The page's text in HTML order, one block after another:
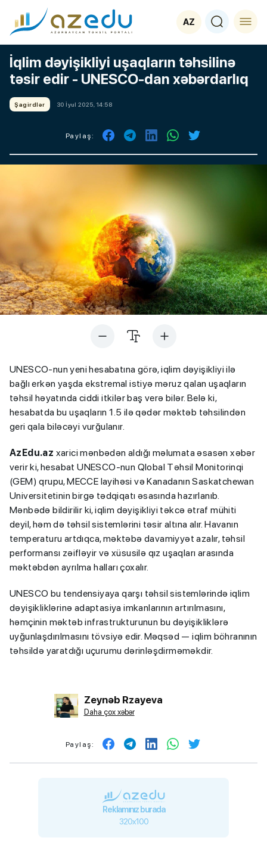
AZ
İqlim dəyişikliyi uşaqların təhsilinə
təsir edir - UNESCO-dan xəbərdarlıq
Şagirdlər 30 İyul 2025, 14:58
Paylaş:
UNESCO-nun yeni hesabatına görə, iqlim dəyişikliyi ilə
bağlı erkən yaşda ekstremal istiyə məruz qalan uşaqların
təhsil həyatında ciddi itkilər baş verə bilər. Belə ki,
hesabatda bu uşaqların 1.5 ilə qədər məktəb təhsilindən
geri qala biləcəyi vurğulanır.
AzEdu.az xarici mənbədən aldığı məlumata əsasən xəbər
verir ki, hesabat UNESCO-nun Qlobal Təhsil Monitorinqi
(GEM) qrupu, MECCE layihəsi və Kanadanın Saskatchewan
Universitetinin birgə tədqiqatı əsasında hazırlanıb.
Mənbədə bildirilir ki, iqlim dəyişikliyi təkcə ətraf mühiti
deyil, həm də təhsil sistemlərini təsir altına alır. Havanın
temperaturu artdıqca, məktəbə davamiyyət azalır, təhsil
performansı zəifləyir və xüsusilə qız uşaqları arasında
məktəbdən ayrılma halları çoxalır.
UNESCO bu tendensiyaya qarşı təhsil sistemlərində iqlim
dəyişikliklərinə adaptasiya imkanlarının artırılmasını,
həmçinin məktəb infrastrukturunun bu dəyişikliklərə
uyğunlaşdırılmasını tövsiyə edir. Məqsəd — iqlim böhranının
təhsildə yaratdığı uçurumu dərinləşdirməməkdir.
Zeynəb Rzayeva
Daha çox xəbər
Paylaş:
Reklamınız burada
320x100